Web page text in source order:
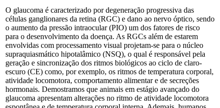
O glaucoma é caracterizado por degeneração progressiva das
células ganglionares da retina (RGC) e dano ao nervo óptico, sendo
o aumento da pressão intraocular (PIO) um dos fatores de risco
para o desenvolvimento da doença. As RGCs além de estarem
envolvidas com processamento visual projetam-se para o núcleo
supraquiasmático hipotalâmico (NSQ), o qual é responsável pela
geração e sincronização dos ritmos biológicos ao ciclo de claro-
escuro (CE) como, por exemplo, os ritmos de temperatura corporal,
atividade locomotora, comportamento alimentar e de secreções
hormonais. Demostramos que animais em estágio avançado do
glaucoma apresentam alterações no ritmo de atividade locomotora